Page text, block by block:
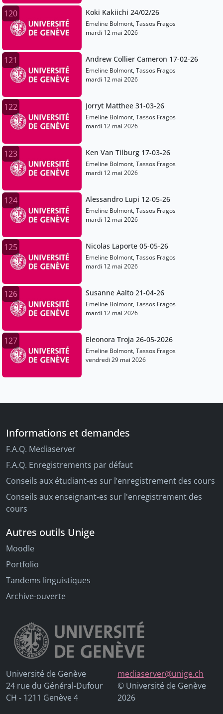
120 Koki Kakiichi 24/02/26
Emeline Bolmont, Tassos Fragos
mardi 12 mai 2026
121 Andrew Collier Cameron 17-02-26
Emeline Bolmont, Tassos Fragos
mardi 12 mai 2026
122 Jorryt Matthee 31-03-26
Emeline Bolmont, Tassos Fragos
mardi 12 mai 2026
123 Ken Van Tilburg 17-03-26
Emeline Bolmont, Tassos Fragos
mardi 12 mai 2026
124 Alessandro Lupi 12-05-26
Emeline Bolmont, Tassos Fragos
mardi 12 mai 2026
125 Nicolas Laporte 05-05-26
Emeline Bolmont, Tassos Fragos
mardi 12 mai 2026
126 Susanne Aalto 21-04-26
Emeline Bolmont, Tassos Fragos
mardi 12 mai 2026
127 Eleonora Troja 26-05-2026
Emeline Bolmont, Tassos Fragos
vendredi 29 mai 2026
Informations et demandes
F.A.Q. Mediaserver
F.A.Q. Enregistrements par défaut
Conseils aux étudiant-es sur l’enregistrement des cours
Conseils aux enseignant-es sur l'enregistrement des
cours
Autres outils Unige
Moodle
Portfolio
Tandems linguistiques
Archive-ouverte
Université de Genève
24 rue du Général-Dufour
CH - 1211 Genève 4
mediaserver@unige.ch
© Université de Genève
2026